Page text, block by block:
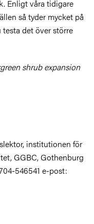
Enligt våra tidigare
så tyder mycket på
det över större
shrub expansion
institutionen för
GGBC, Gothenburg
546541 e-post: